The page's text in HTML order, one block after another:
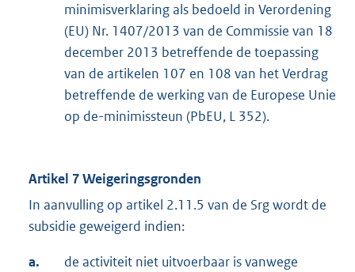
minimisverklaring als bedoeld in Verordening
(EU) Nr. 1407/2013 van de Commissie van 18
december 2013 betreffende de toepassing
van de artikelen 107 en 108 van het Verdrag
betreffende de werking van de Europese Unie
op de-minimissteun (PbEU, L 352).
Artikel 7 Weigeringsgronden
In aanvulling op artikel 2.11.5 van de Srg wordt de
subsidie geweigerd indien:
a.
de activiteit niet uitvoerbaar is vanwege